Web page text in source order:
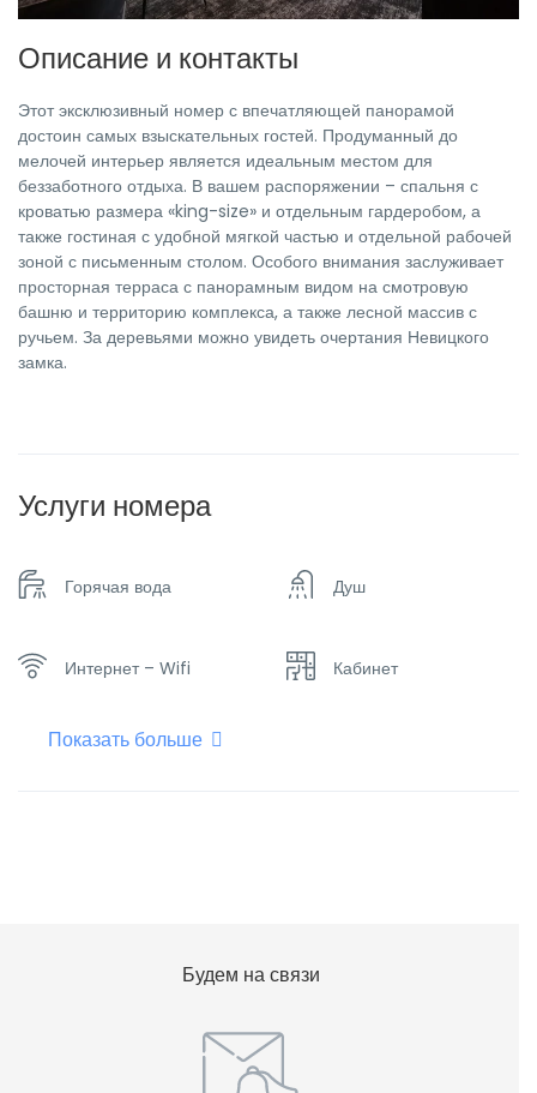
Описание и контакты
Этот эксклюзивный номер с впечатляющей панорамой
достоин самых взыскательных гостей. Продуманный до
мелочей интерьер является идеальным местом для
беззаботного отдыха. В вашем распоряжении – спальня с
кроватью размера «king-size» и отдельным гардеробом, а
также гостиная с удобной мягкой частью и отдельной рабочей
зоной с письменным столом. Особого внимания заслуживает
просторная терраса с панорамным видом на смотровую
башню и территорию комплекса, а также лесной массив с
ручьем. За деревьями можно увидеть очертания Невицкого
замка.
Услуги номера
Горячая вода Душ
Интернет – Wifi Кабинет
Кондиционер
Показать больше
Будем на связи